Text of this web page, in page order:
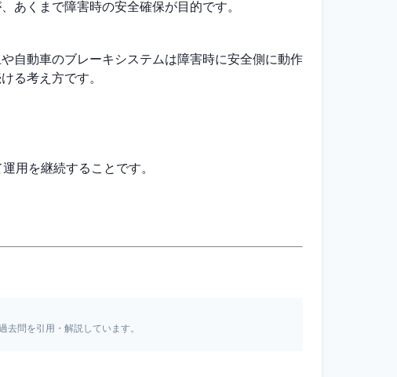
くまで障害時の安全確保が目的です。
自動車のブレーキシステムは障害時に安全側に動作
る考え方です。
用を継続することです。
問を引用・解説しています。